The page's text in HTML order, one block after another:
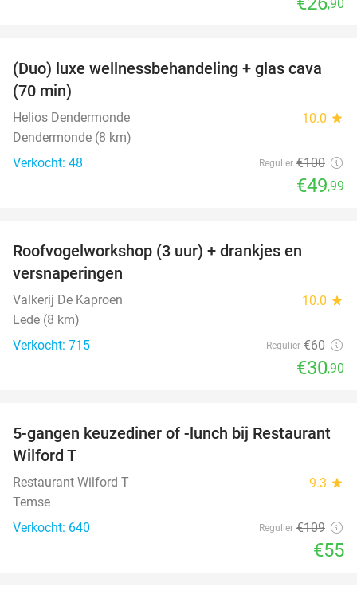
,90
50%
(Duo) luxe wellnessbehandeling + glas cava
(70 min)
Helios Dendermonde 10.0 star
Dendermonde (8 km)
Verkocht: 48
Regulier €100
€49,99
Roofvogelworkshop (3 uur) + drankjes en
versnaperingen
Valkerij De Kaproen 10.0 star
Lede (8 km)
Verkocht: 715
Regulier €60
€30,90
50%
5-gangen keuzediner of -lunch bij Restaurant
Wilford T
Restaurant Wilford T 9.3 star
Temse
Verkocht: 640
Regulier €109
€55